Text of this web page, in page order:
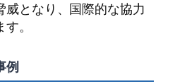
となり、国際的な協力
。
例